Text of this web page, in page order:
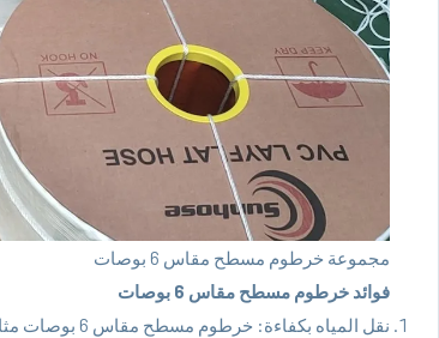
مجموعة خرطوم مسطح مقاس 6 بوصات
فوائد خرطوم مسطح مقاس 6 بوصات
نقل المياه